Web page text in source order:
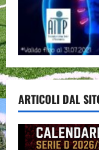
ARTICOLI DAL